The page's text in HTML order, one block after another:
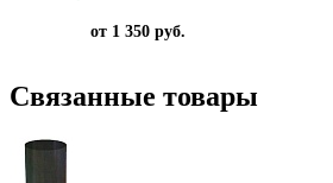
от 1 350 руб.
Связанные товары